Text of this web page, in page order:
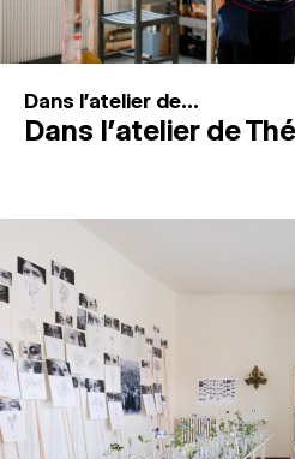
Dans l'atelier de...
Dans l’atelier de